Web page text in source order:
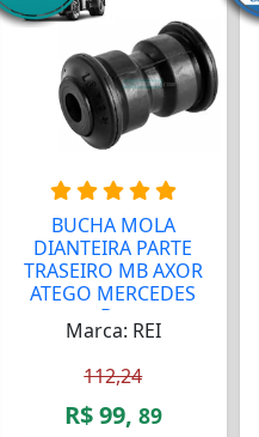
BUCHA MOLA
DIANTEIRA PARTE
TRASEIRO MB AXOR
ATEGO MERCEDES
B...
Marca: REI
112,24
R$ 99, 89